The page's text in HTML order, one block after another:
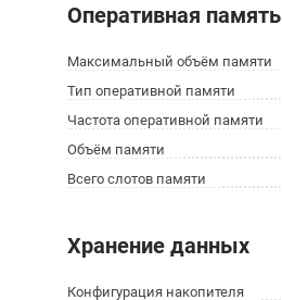
Оперативная память
Максимальный объём памяти
Тип оперативной памяти
Частота оперативной памяти
Объём памяти
Всего слотов памяти
Хранение данных
Конфигурация накопителя